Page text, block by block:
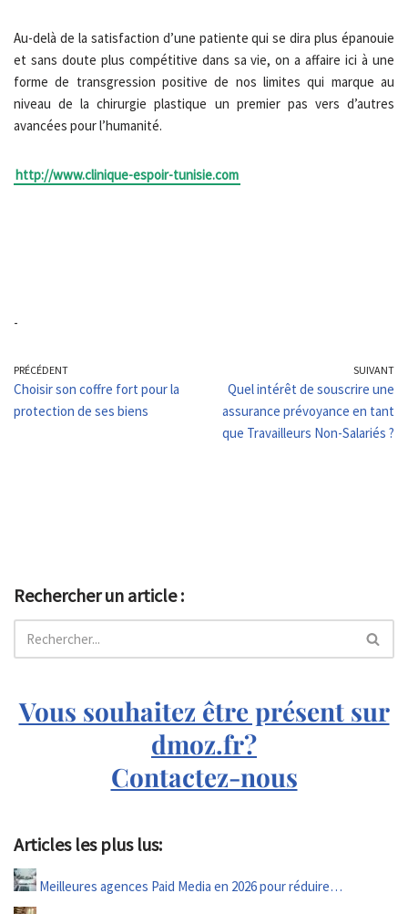
Au-delà de la satisfaction d’une patiente qui se dira plus épanouie
et sans doute plus compétitive dans sa vie, on a affaire ici à une
forme de transgression positive de nos limites qui marque au
niveau de la chirurgie plastique un premier pas vers d’autres
avancées pour l’humanité.
http://www.clinique-espoir-tunisie.com
-
PRÉCÉDENT
Choisir son coffre fort pour la
protection de ses biens
SUIVANT
Quel intérêt de souscrire une
assurance prévoyance en tant
que Travailleurs Non-Salariés ?
Rechercher un article :
Vous souhaitez être présent sur
dmoz.fr?
Contactez-nous
Articles les plus lus:
Meilleures agences Paid Media en 2026 pour réduire…